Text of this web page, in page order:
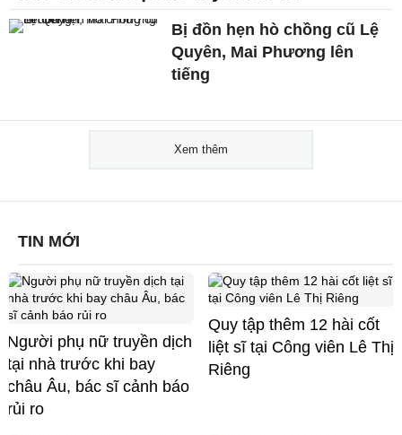
Bị đồn hẹn hò chồng cũ Lệ
Quyên, Mai Phương lên
tiếng
Xem thêm
TIN MỚI
Người phụ nữ truyền dịch
tại nhà trước khi bay
châu Âu, bác sĩ cảnh báo
rủi ro
Quy tập thêm 12 hài cốt
liệt sĩ tại Công viên Lê Thị
Riêng